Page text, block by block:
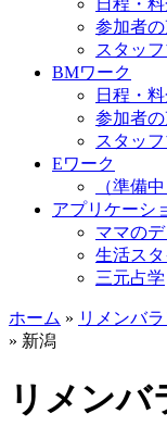
参加者
スタッ
BMワーク
日程・
参加者
スタッ
Eワーク
（準備中
アプリケーシ
ママの
生活ス
三元占学
ホーム » リメンバ
» 新潟
リメンバ